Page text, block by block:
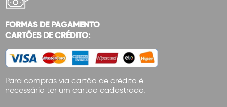
FORMAS DE PAGAMENTO
CARTÕES DE CRÉDITO:
Para compras via cartão de crédito é
necessário ter um cartão cadastrado.